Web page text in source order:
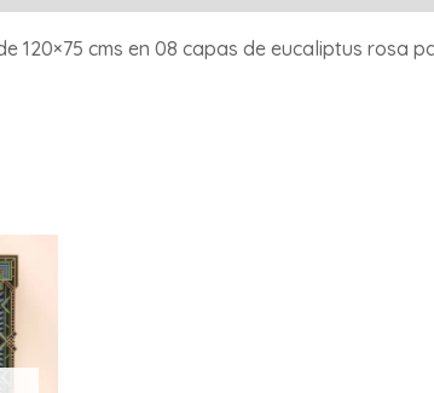
120×75 cms en 08 capas de eucaliptus rosa